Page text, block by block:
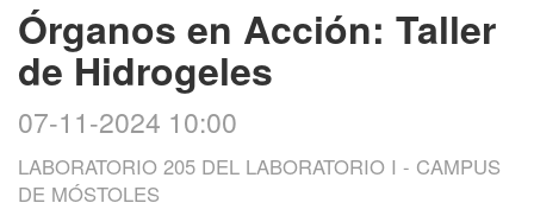
Órganos en Acción: Taller
de Hidrogeles
07-11-2024 10:00
LABORATORIO 205 DEL LABORATORIO I - CAMPUS
DE MÓSTOLES